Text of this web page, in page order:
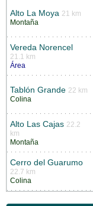
Alto La Moya 21 km
Montaña
Vereda Norencel
21.1 km
Área
Tablón Grande 22 km
Colina
Alto Las Cajas 22.2
km
Montaña
Cerro del Guarumo
22.7 km
Colina